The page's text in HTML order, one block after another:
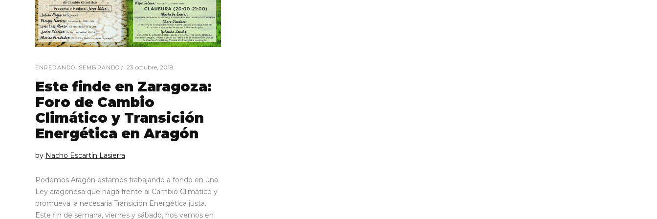
ENREDANDO, SEMBRANDO 23 octubre, 2018
Este finde en Zaragoza:
Foro de Cambio
Climático y Transición
Energética en Aragón
by Nacho Escartín Lasierra
Podemos Aragón estamos trabajando a fondo en una
Ley aragonesa que haga frente al Cambio Climático y
promueva la necesaria Transición Energética justa.
Este fin de semana, viernes y sábado, nos vemos en